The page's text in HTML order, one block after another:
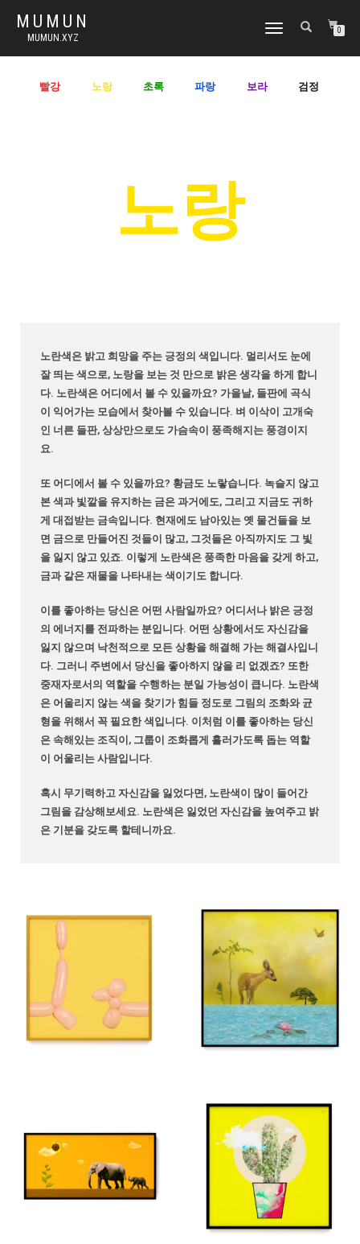
MUMUN
MUMUN.XYZ
토
내
게
0
빨강 노랑 초록 파랑 보라 검정
노랑
노란색은 밝고 희망을 주는 긍정의 색입니다. 멀리서도 눈에
잘 띄는 색으로, 노랑을 보는 것 만으로 밝은 생각을 하게 합니
다. 노란색은 어디에서 볼 수 있을까요? 가을날, 들판에 곡식
이 익어가는 모습에서 찾아볼 수 있습니다. 벼 이삭이 고개숙
인 너른 들판, 상상만으로도 가슴속이 풍족해지는 풍경이지
요.
또 어디에서 볼 수 있을까요? 황금도 노랗습니다. 녹슬지 않고
본 색과 빛깔을 유지하는 금은 과거에도, 그리고 지금도 귀하
게 대접받는 금속입니다. 현재에도 남아있는 옛 물건들을 보
면 금으로 만들어진 것들이 많고, 그것들은 아직까지도 그 빛
을 잃지 않고 있죠. 이렇게 노란색은 풍족한 마음을 갖게 하고,
금과 같은 재물을 나타내는 색이기도 합니다.
이를 좋아하는 당신은 어떤 사람일까요? 어디서나 밝은 긍정
의 에너지를 전파하는 분입니다. 어떤 상황에서도 자신감을
잃지 않으며 낙천적으로 모든 상황을 해결해 가는 해결사입니
다. 그러니 주변에서 당신을 좋아하지 않을 리 없겠죠? 또한
중재자로서의 역할을 수행하는 분일 가능성이 큽니다. 노란색
은 어울리지 않는 색을 찾기가 힘들 정도로 그림의 조화와 균
형을 위해서 꼭 필요한 색입니다. 이처럼 이를 좋아하는 당신
은 속해있는 조직이, 그룹이 조화롭게 흘러가도록 돕는 역할
이 어울리는 사람입니다.
혹시 무기력하고 자신감을 잃었다면, 노란색이 많이 들어간
그림을 감상해보세요. 노란색은 잃었던 자신감을 높여주고 밝
은 기분을 갖도록 할테니까요.